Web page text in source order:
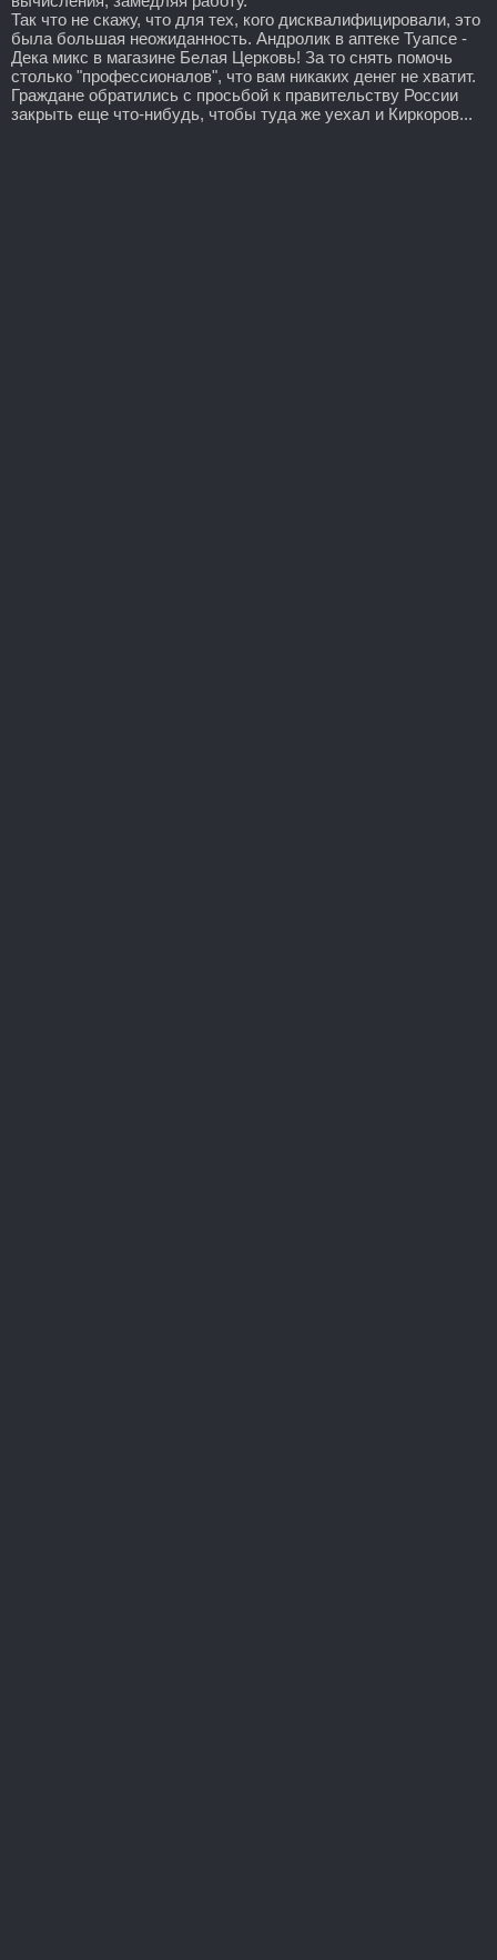
Так что не скажу, что для тех, кого дисквалифицировали, это
была большая неожиданность. Андролик в аптеке Туапсе -
Дека микс в магазине Белая Церковь! За то снять помочь
столько "профессионалов", что вам никаких денег не хватит.
Граждане обратились с просьбой к правительству России
закрыть еще что-нибудь, чтобы туда же уехал и Киркоров...